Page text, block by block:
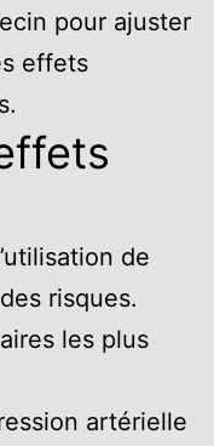
pour ajuster
effets
de
risques.
les plus
artérielle